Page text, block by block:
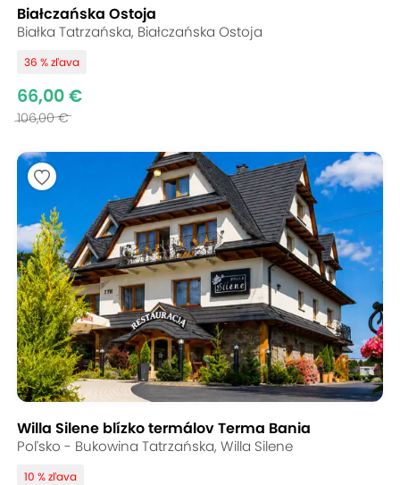
Białczańska Ostoja
Białka Tatrzańska, Białczańska Ostoja
36 % zľava
66,00 €
106,00 €
Willa Silene blízko termálov Terma Bania
Poľsko - Bukowina Tatrzańska, Willa Silene
10 % zľava